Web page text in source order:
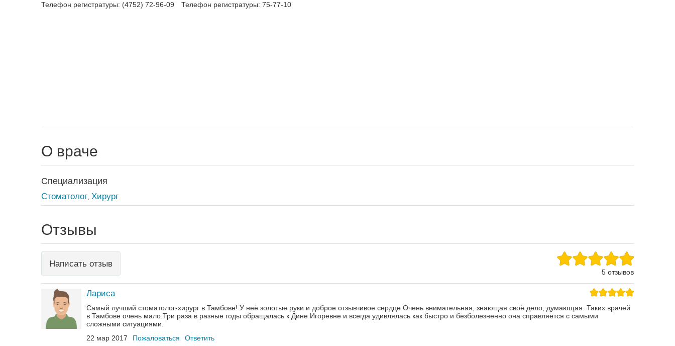
Телефон регистратуры: (4752) 72-96-09
Телефон регистратуры: 75-77-10
О враче
Специализация
Стоматолог Хирург
Отзывы
5 отзывов
Написать отзыв
Лариса
Самый лучший стоматолог-хирург в Тамбове! У неё золотые руки и доброе отзывчивое сердце.Очень внимательная, знающая своё дело, думающая. Таких врачей
в Тамбове очень мало.Три раза в разные годы обращалась к Дине Игоревне и всегда удивлялась как быстро и безболезненно она справляется с самыми
сложными ситуациями.
22 мар 2017
Пожаловаться Ответить